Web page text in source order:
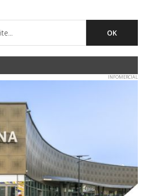
INFOMERCIAL